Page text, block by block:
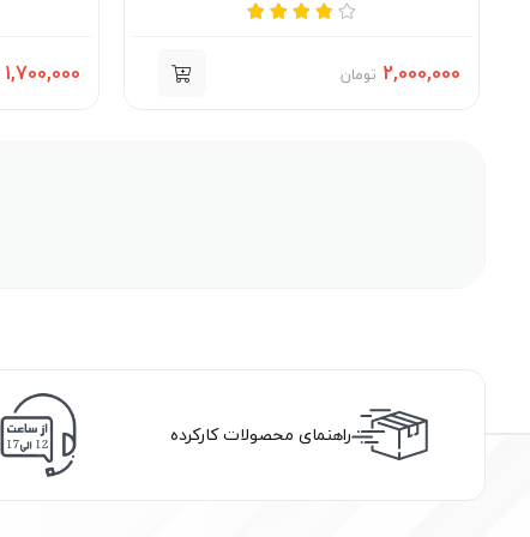
2,000,000 تومان 1,700,000
راهنمای محصولات کارکرده